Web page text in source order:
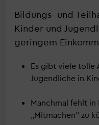
Bildungs- und
Kinder und
geringem
Es gibt viele tolle
Jugendliche in
Manchmal fehlt in
„Mitmachen“ zu